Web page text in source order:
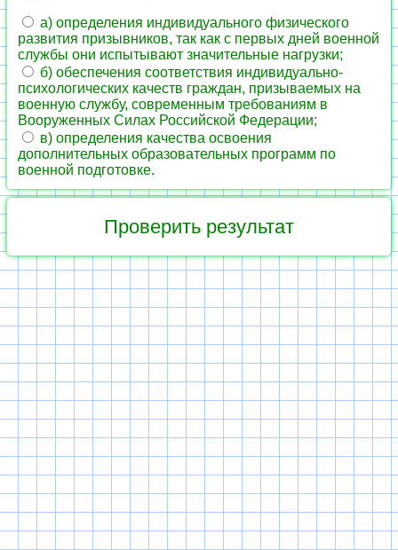
а) определения индивидуального физического
развития призывников, так как с первых дней военной
службы они испытывают значительные нагрузки;
б) обеспечения соответствия индивидуально-
психологических качеств граждан, призываемых на
военную службу, современным требованиям в
Вооруженных Силах Российской Федерации;
в) определения качества освоения
дополнительных образовательных программ по
военной подготовке.